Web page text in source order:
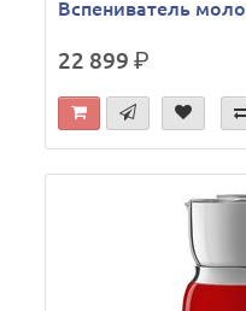
Вспениватель
22 899р.